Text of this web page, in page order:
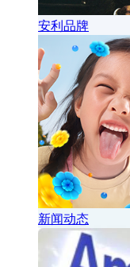
安利品牌
新闻动态